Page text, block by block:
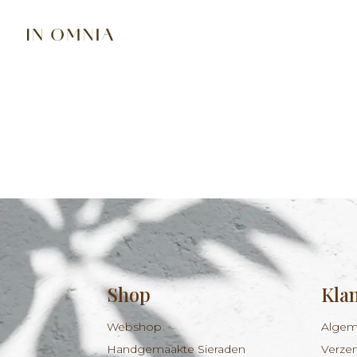
Shop
Webshop
Handgemaakte Sieraden